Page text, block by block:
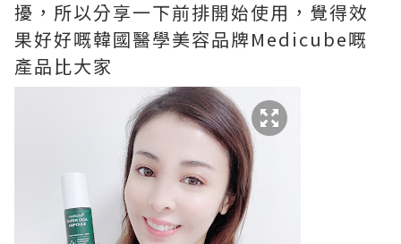
擾，所以分享一下前排開始使用，覺得效
果好好嘅韓國醫學美容品牌Medicube嘅
產品比大家